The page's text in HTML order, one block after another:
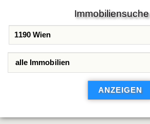
Immobiliensuche